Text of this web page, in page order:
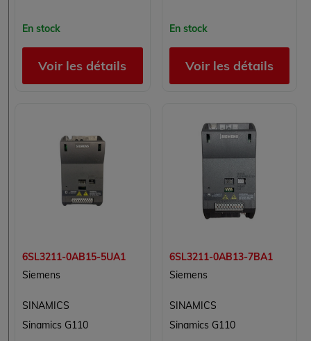
En stock
Voir les détails
En stock
Voir les détails
6SL3211-0AB15-5UA1
Siemens
SINAMICS
Sinamics G110
6SL3211-0AB13-7BA1
Siemens
SINAMICS
Sinamics G110